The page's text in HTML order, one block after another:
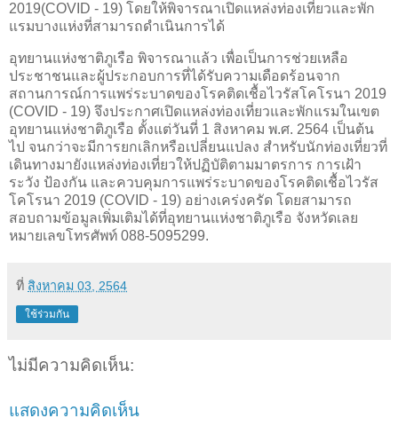
2019(COVID - 19) โดยให้พิจารณาเปิดแหล่งท่องเที่ยวและพัก
แรมบางแห่งที่สามารถดำเนินการได้
อุทยานแห่งชาติภูเรือ พิจารณาแล้ว เพื่อเป็นการช่วยเหลือ
ประชาชนและผู้ประกอบการที่ได้รับความเดือดร้อนจาก
สถานการณ์การแพร่ระบาดของโรคติดเชื้อไวรัสโคโรนา 2019
(COVID - 19) จึงประกาศเปิดแหล่งท่องเที่ยวและพักแรมในเขต
อุทยานแห่งชาติภูเรือ ตั้งแต่วันที่ 1 สิงหาคม พ.ศ. 2564 เป็นต้น
ไป
จนกว่าจะมีการยกเลิกหรือเปลี่ยนแปลง สำหรับนักท่องเที่ยวที่
เดินทางมายังแหล่งท่องเที่ยวให้ปฏิบัติตามมาตรการ การเฝ้า
ระวัง ป้องกัน และควบคุมการแพร่ระบาดของโรคติดเชื้อไวรัส
โคโรนา 2019 (COVID - 19) อย่างเคร่งครัด โดยสามารถ
สอบถามข้อมูลเพิ่มเติมได้ที่อุทยานแห่งชาติภูเรือ จังหวัดเลย
หมายเลขโทรศัพท์ 088-5095299.
ที่ สิงหาคม 03, 2564
ใช้ร่วมกัน
ไม่มีความคิดเห็น:
แสดงความคิดเห็น